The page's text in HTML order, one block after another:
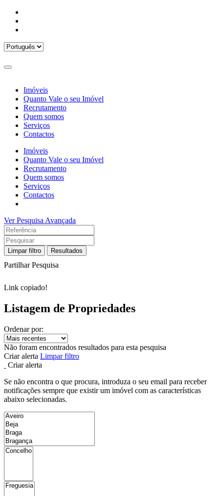
Imóveis
Quanto Vale o seu Imóvel
Recrutamento
Quem somos
Serviços
Contactos
Imóveis
Quanto Vale o seu Imóvel
Recrutamento
Quem somos
Serviços
Contactos
Ver Pesquisa Avançada
Limpar filtro Resultados
Partilhar Pesquisa
Link copiado!
Listagem de Propriedades
Ordenar por:
Não foram encontrados resultados para esta pesquisa
Criar alerta Limpar filtro
Criar alerta
Se não encontra o que procura, introduza o seu email para receber
notificações sempre que existir um imóvel com as características
abaixo selecionadas.